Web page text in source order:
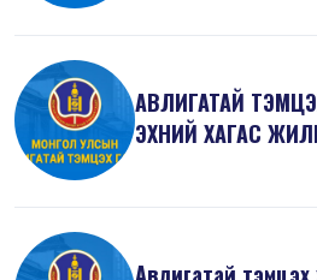
АВЛИГАТАЙ
ЭХНИЙ ХАГАС
Авлигатай